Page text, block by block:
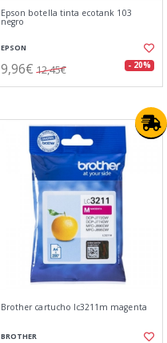
Epson botella tinta ecotank 103
negro
EPSON
9,96€ 12,45€ - 20%
Brother cartucho lc3211m magenta
BROTHER